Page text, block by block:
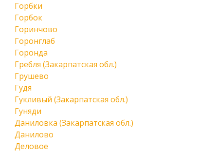
Горбки
Горбок
Горинчово
Горонглаб
Горонда
Гребля (Закарпатская обл.)
Грушево
Гудя
Гукливый (Закарпатская обл.)
Гуняди
Даниловка (Закарпатская обл.)
Данилово
Деловое